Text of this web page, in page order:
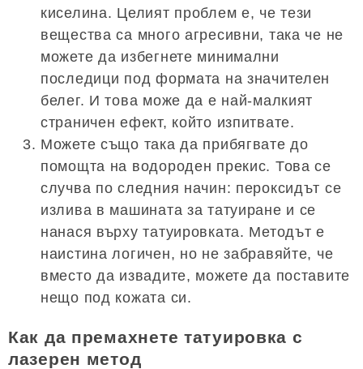
киселина. Целият проблем е, че тези
вещества са много агресивни, така че не
можете да избегнете минимални
последици под формата на значителен
белег. И това може да е най-малкият
страничен ефект, който изпитвате.
Можете също така да прибягвате до
помощта на водороден прекис. Това се
случва по следния начин: пероксидът се
излива в машината за татуиране и се
нанася върху татуировката. Методът е
наистина логичен, но не забравяйте, че
вместо да извадите, можете да поставите
нещо под кожата си.
Как да премахнете татуировка с
лазерен метод